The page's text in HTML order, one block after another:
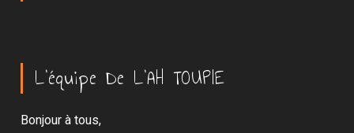
L’équipe De L’AH TOUPIE
Bonjour à tous,